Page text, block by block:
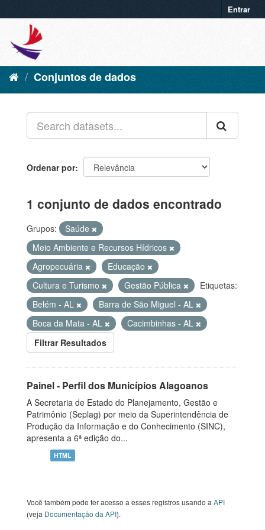
Entrar
Conjuntos de dados
Ordenar por
1 conjunto de dados encontrado
Grupos:
Saúde
Meio Ambiente e Recursos Hídricos
Agropecuária
Educação
Cultura e Turismo
Gestão Pública
Etiquetas:
Belém - AL
Barra de São Miguel - AL
Boca da Mata - AL
Cacimbinhas - AL
Filtrar Resultados
Painel - Perfil dos Municípios Alagoanos
A Secretaria de Estado do Planejamento, Gestão e
Patrimônio (Seplag) por meio da Superintendência de
Produção da Informação e do Conhecimento (SINC),
apresenta a 6ª edição do...
HTML
Você também pode ter acesso a esses registros usando a API
(veja Documentação da API).